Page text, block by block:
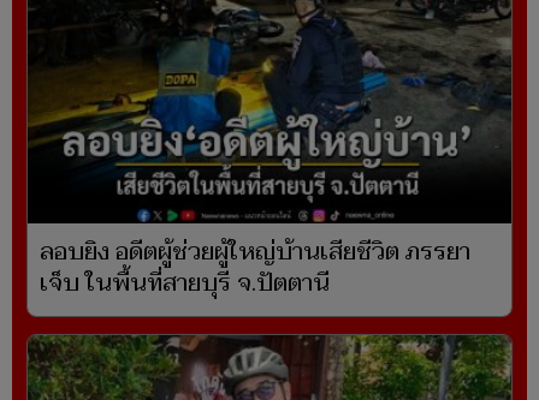
ลอบยิง อดีตผู้ช่วยผู้ใหญ่บ้านเสียชีวิต ภรรยา
เจ็บ ในพื้นที่สายบุรี จ.ปัตตานี